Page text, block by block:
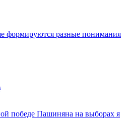
формируются разные понимания
победе Пашиняна на выборах я